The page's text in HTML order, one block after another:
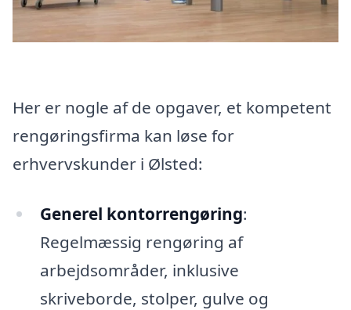
Her er nogle af de opgaver, et kompetent
rengøringsfirma kan løse for
erhvervskunder i Ølsted:
Generel kontorrengøring:
Regelmæssig rengøring af
arbejdsområder, inklusive
skriveborde, stolper, gulve og